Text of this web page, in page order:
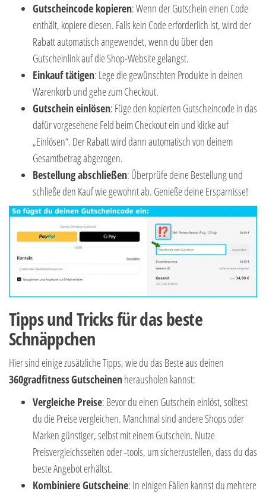
Gutscheincode kopieren: Wenn der Gutschein einen Code
enthält, kopiere diesen. Falls kein Code erforderlich ist, wird der
Rabatt automatisch angewendet, wenn du über den
Gutscheinlink auf die Shop-Website gelangst.
Einkauf tätigen: Lege die gewünschten Produkte in deinen
Warenkorb und gehe zum Checkout.
Gutschein einlösen: Füge den kopierten Gutscheincode in das
dafür vorgesehene Feld beim Checkout ein und klicke auf
„Einlösen“. Der Rabatt wird dann automatisch von deinem
Gesamtbetrag abgezogen.
Bestellung abschließen: Überprüfe deine Bestellung und
schließe den Kauf wie gewohnt ab. Genieße deine Ersparnisse!
Tipps und Tricks für das beste
Schnäppchen
Hier sind einige zusätzliche Tipps, wie du das Beste aus deinen
360gradfitnessGutscheinenherausholen kannst:
Vergleiche Preise: Bevor du einen Gutschein einlöst, solltest
du die Preise vergleichen. Manchmal sind andere Shops oder
Marken günstiger, selbst mit einem Gutschein. Nutze
Preisvergleichsseiten oder -tools, um sicherzustellen, dass du das
beste Angebot erhältst.
Kombiniere Gutscheine: In einigen Fällen kannst du mehrere